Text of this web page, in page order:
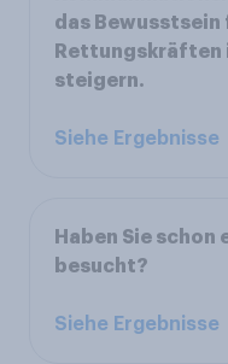
das
Rettungskräften
steigern.
Siehe Ergebnisse
Haben Sie
besucht?
Siehe Ergebnisse